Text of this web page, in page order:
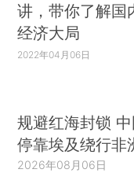
讲，带你了解国
经济大局
2022年04月06日
规避红海封锁
停靠埃及绕行非
2026年08月06日